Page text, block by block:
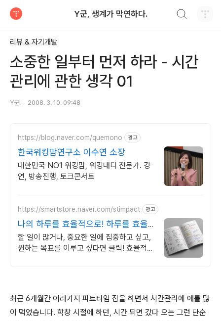
Y군, 생계가 막연하다.
리뷰 & 자기개발
소중한 일부터 먼저 하라 - 시간
관리에 관한 생각 01
Y군! 2008. 3. 10. 09:48
https://blog.naver.com/quemono 광고
한국워킹맘연구소 이수연 소장
대한민국 NO1 워킹맘, 워킹대디 전문가. 강
연, 방송진행, 토크콘서트
https://smartstore.naver.com/stimpact 광고
나의 하루를 효율적으로! 하루를 효율
적으로 완벽하게
할 일이 많거나, 중요한 일에 집중하고 싶고,
원하는 목표를 이루고 싶다면 클릭! 효율적이
최근 6개월간 여러가지 파트타임 잡을 하면서 시간관리에 애를 많
이 먹었습니다. 학창 시절에 하던, 시간 되면 갔다 오는 그런 단순